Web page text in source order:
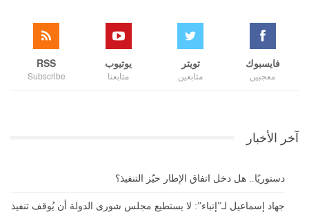
فايسبوك
معجبين
تويتر
متابعين
يوتيوب
متابعنا
RSS
Subscribe
آخر الأخبار
دستوريًا.. هل دخل اتفاق الإطار حيّز التنفيذ؟
جهاد إسماعيل لـ”إنباء”: لا يستطيع مجلس شورى الدولة أن يُوقف تنفيذ